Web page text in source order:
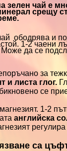
зелен чай е
срещу
ободрява и
1-2 чаени
да се
за
и листа глог.
се
1-2
английска
са